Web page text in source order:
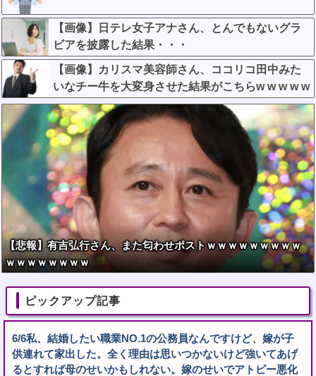
【画像】日テレ女子アナさん、とんでもないグラ
ビアを披露した結果・・・
【画像】カリスマ美容師さん、ココリコ田中みた
いなチー牛を大変身させた結果がこちらw w w w w
w w w w w w
【悲報】有吉弘行さん、また匂わせポストｗｗｗｗｗｗｗｗｗ
ｗｗｗｗｗｗｗｗ
ピックアップ記事
6/6私、結婚したい職業NO.1の公務員なんですけど、嫁が子
供連れて家出した。全く理由は思いつかないけど強いてあげ
るとすれば母のせいかもしれない。嫁のせいでアトピー悪化